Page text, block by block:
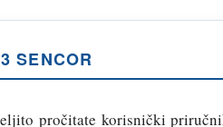
SENCOR
pročitate korisnički